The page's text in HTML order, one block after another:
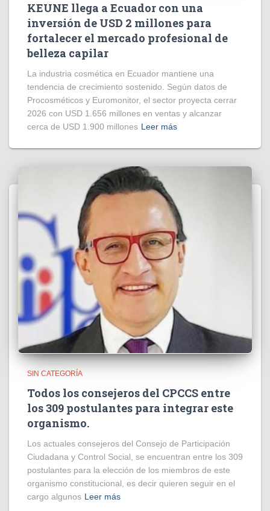
KEUNE llega a Ecuador con una
inversión de USD 2 millones para
fortalecer el mercado profesional de
belleza capilar
La industria cosmética en Ecuador mantiene una
tendencia de crecimiento sostenido. Según datos de
Procosméticos y Euromonitor, el sector proyecta cerrar
2026 con USD 1.656 millones en ventas y alcanzar
cerca de USD 1.900 millones Leer más
SIN CATEGORÍA
Todos los consejeros del CPCCS entre
los 309 postulantes para integrar este
organismo.
Los actuales consejeros del Consejo de Participación
Ciudadana y Control Social, se encuentran entre los 309
postulantes para la elección de los miembros de este
organismo constitucional, es decir quieren seguir en el
cargo algunos Leer más